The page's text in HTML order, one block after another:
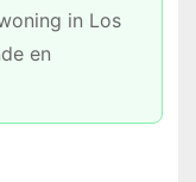
in Los
en